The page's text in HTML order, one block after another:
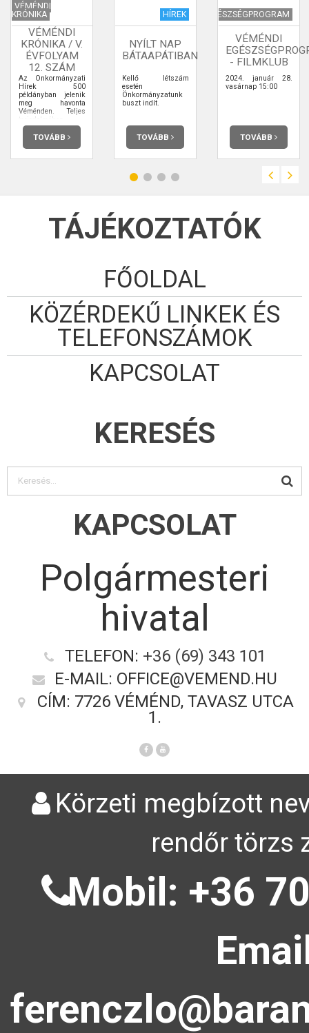
VÉMÉNDI
KRÓNIKA
VÉMÉNDI
KRÓNIKA / V.
ÉVFOLYAM
12. SZÁM
Az Önkormányzati
Hírek 500
példányban jelenik
meg havonta
Véménden. Teljes
terjedelmében
elolvashatja.
TOVÁBB
HÍREK
NYÍLT NAP
BÁTAAPÁTIBAN
Kellő létszám
esetén
Önkormányzatunk
buszt indít.
TOVÁBB
EGÉSZSÉGPROGRAM
VÉMÉNDI
- FILMKLUB
2024. január 28.
vasárnap 15:00
TOVÁBB
TÁJÉKOZTATÓK
FŐOLDAL
KÖZÉRDEKŰ LINKEK ÉS
TELEFONSZÁMOK
KAPCSOLAT
KERESÉS
KAPCSOLAT
Polgármesteri
hivatal
TELEFON: +36 (69) 343 101
E-MAIL: OFFICE@VEMEND.HU
CÍM: 7726 VÉMÉND, TAVASZ UTCA
1.
Körzeti megbízott
rendőr törzs
Mobil: +36